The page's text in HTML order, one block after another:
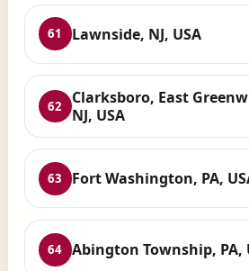
61 Lawnside, NJ, USA
62
Clarksboro, East
NJ, USA
63 Fort Washington, PA,
64 Abington Township, PA,